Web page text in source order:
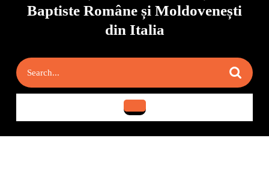
Baptiste Române și Moldovenești
din Italia